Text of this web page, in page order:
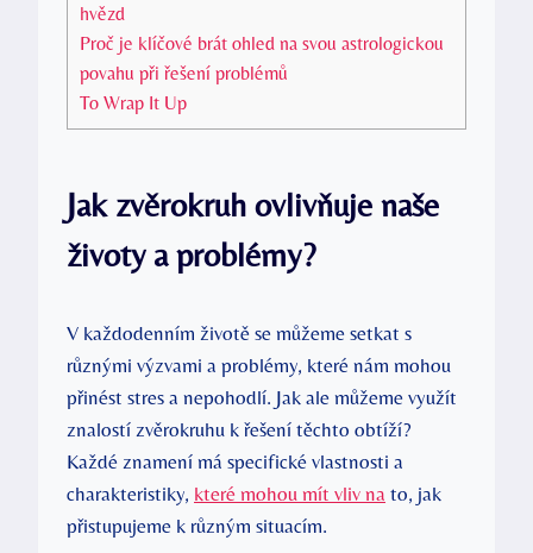
hvězd
Proč je klíčové brát ohled na svou astrologickou
povahu při řešení problémů
To Wrap It Up
Jak zvěrokruh ovlivňuje naše
životy a problémy?
V každodenním životě se můžeme setkat s
různými výzvami a problémy, které nám mohou
přinést stres a nepohodlí. Jak ale můžeme využít
znalostí zvěrokruhu k řešení těchto obtíží?
Každé znamení má specifické vlastnosti a
charakteristiky, které mohou mít vliv na to, jak
přistupujeme k různým situacím.